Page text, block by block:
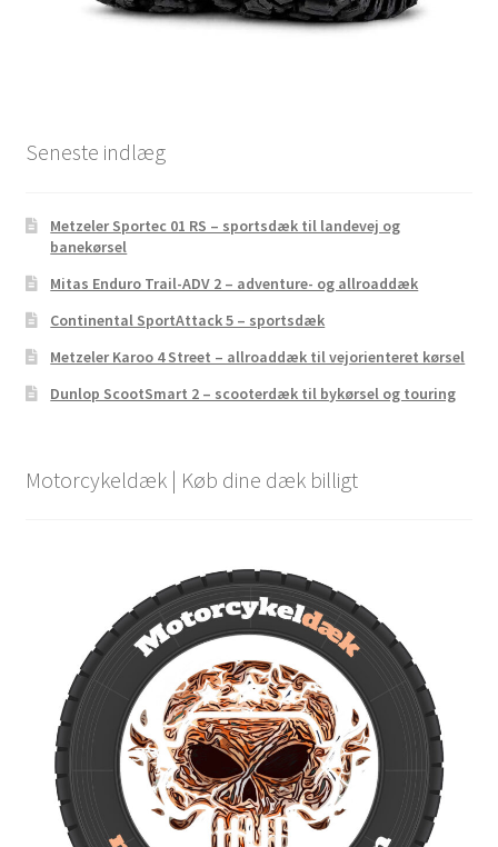
Seneste indlæg
Metzeler Sportec 01 RS – sportsdæk til landevej og
banekørsel
Mitas Enduro Trail-ADV 2 – adventure- og allroaddæk
Continental SportAttack 5 – sportsdæk
Metzeler Karoo 4 Street – allroaddæk til vejorienteret kørsel
Dunlop ScootSmart 2 – scooterdæk til bykørsel og touring
Motorcykeldæk | Køb dine dæk billigt